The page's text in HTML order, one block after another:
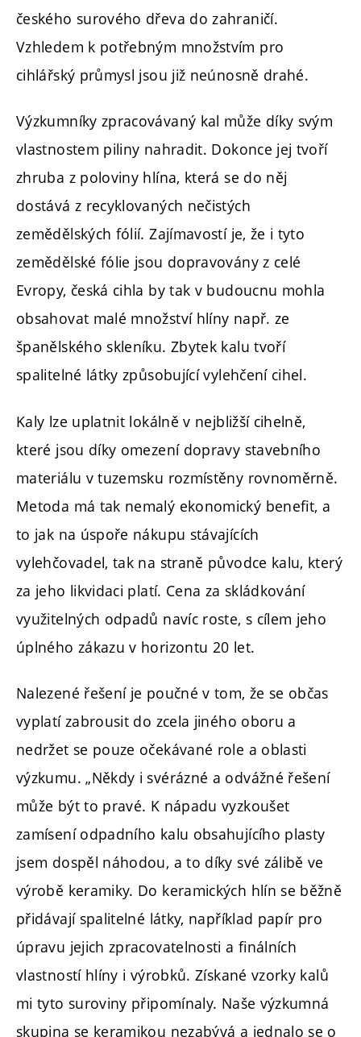
českého surového dřeva do zahraničí.
Vzhledem k potřebným množstvím pro
cihlářský průmysl jsou již neúnosně drahé.
Výzkumníky zpracovávaný kal může díky svým
vlastnostem piliny nahradit. Dokonce jej tvoří
zhruba z poloviny hlína, která se do něj
dostává z recyklovaných nečistých
zemědělských fólií. Zajímavostí je, že i tyto
zemědělské fólie jsou dopravovány z celé
Evropy, česká cihla by tak v budoucnu mohla
obsahovat malé množství hlíny např. ze
španělského skleníku. Zbytek kalu tvoří
spalitelné látky způsobující vylehčení cihel.
Kaly lze uplatnit lokálně v nejbližší cihelně,
které jsou díky omezení dopravy stavebního
materiálu v tuzemsku rozmístěny rovnoměrně.
Metoda má tak nemalý ekonomický benefit, a
to jak na úspoře nákupu stávajících
vylehčovadel, tak na straně původce kalu, který
za jeho likvidaci platí. Cena za skládkování
využitelných odpadů navíc roste, s cílem jeho
úplného zákazu v horizontu 20 let.
Nalezené řešení je poučné v tom, že se občas
vyplatí zabrousit do zcela jiného oboru a
nedržet se pouze očekávané role a oblasti
výzkumu. „Někdy i svérázné a odvážné řešení
může být to pravé. K nápadu vyzkoušet
zamísení odpadního kalu obsahujícího plasty
jsem dospěl náhodou, a to díky své zálibě ve
výrobě keramiky. Do keramických hlín se běžně
přidávají spalitelné látky, například papír pro
úpravu jejich zpracovatelnosti a finálních
vlastností hlíny i výrobků. Získané vzorky kalů
mi tyto suroviny připomínaly. Naše výzkumná
skupina se keramikou nezabývá a jednalo se o